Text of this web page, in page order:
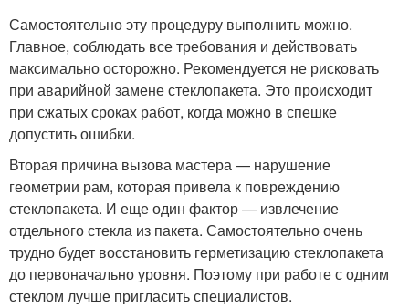
Самостоятельно эту процедуру выполнить можно.
Главное, соблюдать все требования и действовать
максимально осторожно. Рекомендуется не рисковать
при аварийной замене стеклопакета. Это происходит
при сжатых сроках работ, когда можно в спешке
допустить ошибки.
Вторая причина вызова мастера — нарушение
геометрии рам, которая привела к повреждению
стеклопакета. И еще один фактор — извлечение
отдельного стекла из пакета. Самостоятельно очень
трудно будет восстановить герметизацию стеклопакета
до первоначально уровня. Поэтому при работе с одним
стеклом лучше пригласить специалистов.